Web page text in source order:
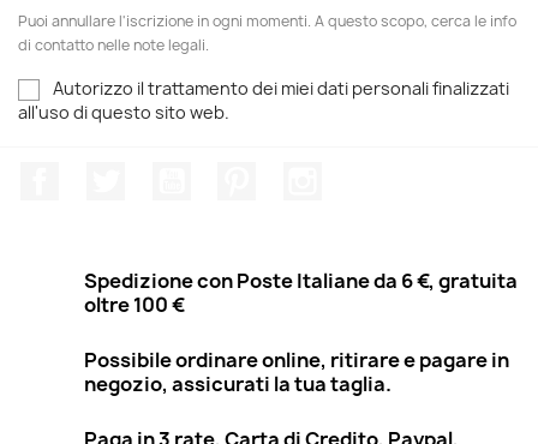
Puoi annullare l'iscrizione in ogni momenti. A questo scopo, cerca le info
di contatto nelle note legali.
Autorizzo il trattamento dei miei dati personali finalizzati
all'uso di questo sito web.
Spedizione con Poste Italiane da 6 €, gratuita
oltre 100 €
Possibile ordinare online, ritirare e pagare in
negozio, assicurati la tua taglia.